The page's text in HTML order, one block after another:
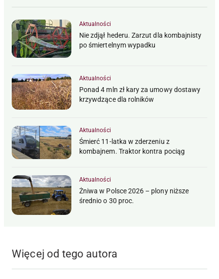
Aktualności
Nie zdjął hederu. Zarzut dla kombajnisty
po śmiertelnym wypadku
Aktualności
Ponad 4 mln zł kary za umowy dostawy
krzywdzące dla rolników
Aktualności
Śmierć 11-latka w zderzeniu z
kombajnem. Traktor kontra pociąg
Aktualności
Żniwa w Polsce 2026 – plony niższe
średnio o 30 proc.
Więcej od tego autora